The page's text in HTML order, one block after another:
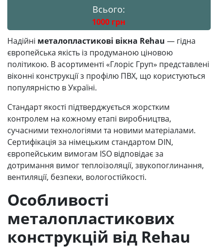
Всього:
1000 грн
Надійні металопластикові вікна Rehau — гідна
європейська якість із продуманою ціновою
політикою. В асортименті «Глоріс Груп» представлені
віконні конструкції з профілю ПВХ, що користуються
популярністю в Україні.
Стандарт якості підтверджується жорстким
контролем на кожному етапі виробництва,
сучасними технологіями та новими матеріалами.
Сертифікація за німецьким стандартом DIN,
європейським вимогам ISO відповідає за
дотримання вимог теплоізоляції, звукопоглинання,
вентиляції, безпеки, вологостійкості.
Особливості
металопластикових
конструкцій від Rehau